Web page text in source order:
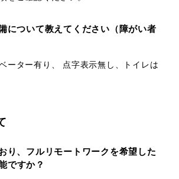
について教えてください（障がい者
ーター有り、 点字表示無し、トイレは
り、フルリモートワークを希望した
ですか？